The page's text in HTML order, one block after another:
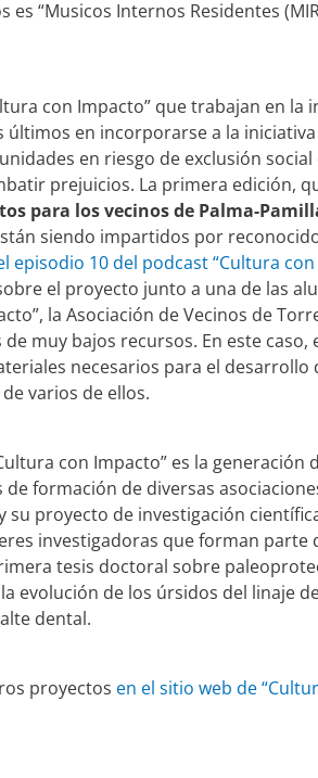
es “Musicos Internos Residentes
con Impacto” que trabajan en la
últimos en incorporarse a la
en riesgo de exclusión
prejuicios. La primera edición,
para los vecinos de Palma-
siendo impartidos por
episodio 10 del podcast “Cultura
el proyecto junto a una de las
la Asociación de Vecinos de
muy bajos recursos. En este
necesarios para el
varios de ellos.
con Impacto” es la
formación de diversas
su proyecto de investigación
investigadoras que forman
tesis doctoral sobre
evolución de los úrsidos del linaje
dental.
proyectos en el sitio web de